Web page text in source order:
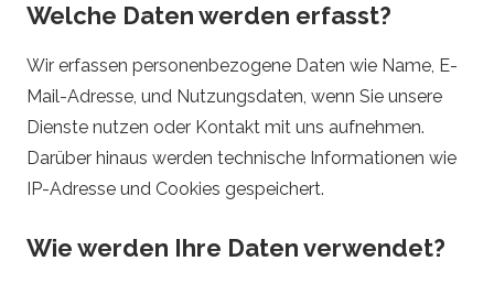
d
o
.
a
t
Welche Daten werden erfasst?
Wir erfassen personenbezogene Daten wie Name, E-
Mail-Adresse, und Nutzungsdaten, wenn Sie unsere
Dienste nutzen oder Kontakt mit uns aufnehmen.
Darüber hinaus werden technische Informationen wie
IP-Adresse und Cookies gespeichert.
Wie werden Ihre Daten verwendet?